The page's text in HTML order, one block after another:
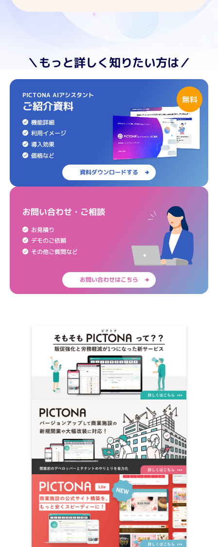
＼もっと詳しく知りたい方は／
PICTONA AIアシスタント
ご紹介資料
機能詳細
利用イメージ
導入効果
価格など
資料ダウンロードする
お問い合わせ・ご相談
お見積り
デモのご依頼
その他ご質問など
お問い合わせはこちら